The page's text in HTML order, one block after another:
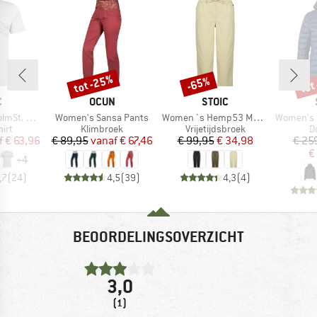
Lines
prijs
€ 63,96
+4
(24)
MERK
OCUN
Artikel
Women's Sansa Pants
Productgroep
Klimbroek
Prijs
€ 89,95 Verlaagde prijs
vanaf€ 67,46
4,5(39)
Korting
tot -25%
MERK
STOIC
Artikel
Women´s Hemp53 MMXX. Pants
Productgroep
Vrijetijdsbroek
Prijs
€ 99,95Verlaagde prijs
€ 34,98
4,3(4)
Korting
-65%
Artikel
Women's
€
€
BEOORDELINGSOVERZICHT
3,0
(1)